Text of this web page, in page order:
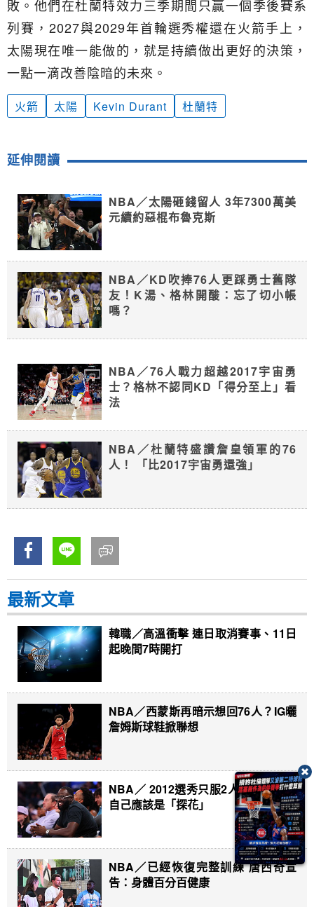
敗。他們在杜蘭特效力三季期間只贏一個季後賽系
列賽，2027與2029年首輪選秀權還在火箭手上，
太陽現在唯一能做的，就是持續做出更好的決策，
一點一滴改善陰暗的未來。
火箭 太陽 Kevin Durant 杜蘭特
延伸閱讀
NBA／太陽砸錢留人 3年7300萬美
元續約惡棍布魯克斯
NBA／KD吹捧76人更踩勇士舊隊
友！K湯、格林開酸：忘了切小帳
嗎？
NBA／76人戰力超越2017宇宙勇
士？格林不認同KD「得分至上」看
法
NBA／杜蘭特盛讚詹皇領軍的76
人！ 「比2017宇宙勇還強」
最新文章
韓職／高溫衝擊 連日取消賽事、11日
起晚間7時開打
NBA／西蒙斯再暗示想回76人？IG曬
詹姆斯球鞋掀聯想
NBA／ 2012選秀只服2人！格林直言
自己應該是「探花」
NBA／已經恢復完整訓練 唐西奇宣
告：身體百分百健康